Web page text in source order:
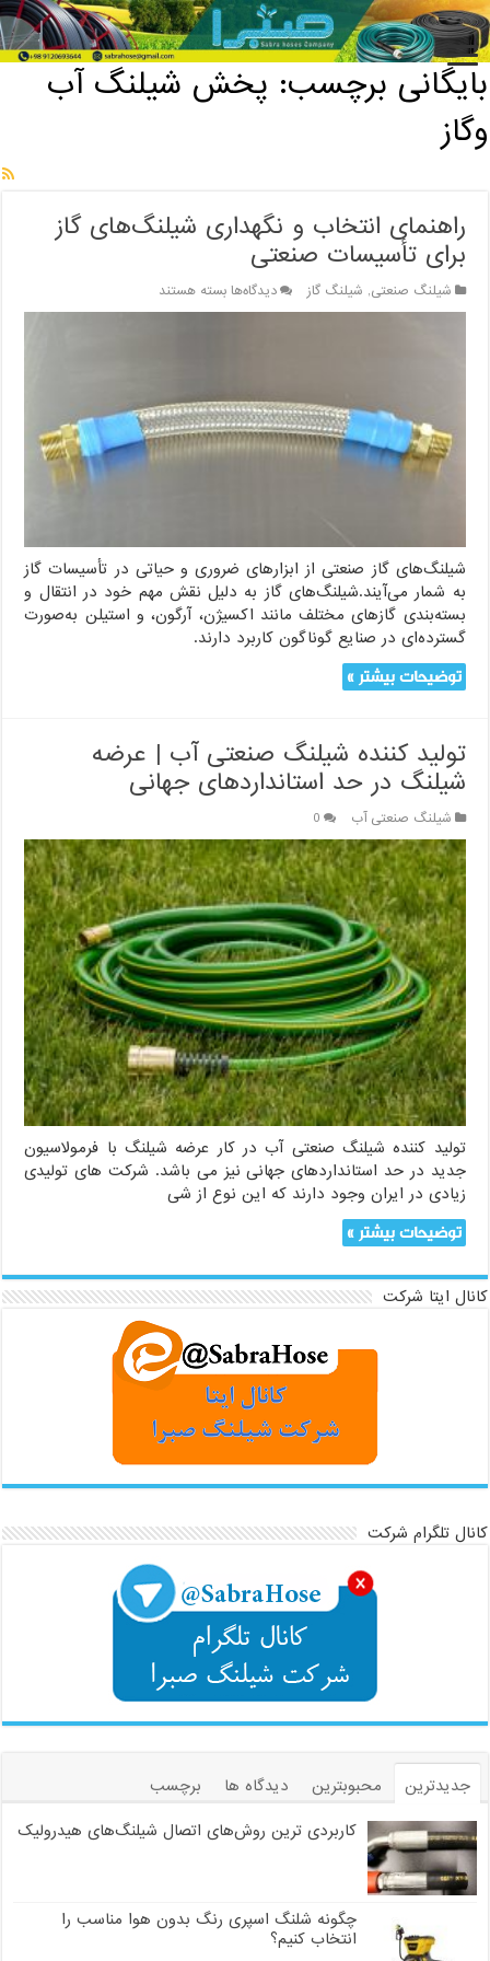
خانه / بایگانی برچسب: پخش شیلنگ آب وگاز
بایگانی برچسب: پخش شیلنگ آب
وگاز
راهنمای انتخاب و نگهداری شیلنگ‌های گاز
برای تأسیسات صنعتی
شیلنگ صنعتی, شیلنگ گاز دیدگاه‌هابرای
راهنمای
گاز
برای
تأسیسات
بسته هستند
شیلنگ‌های گاز صنعتی از ابزارهای ضروری و حیاتی در تأسیسات گاز
به شمار می‌آیند.شیلنگ‌های گاز به دلیل نقش مهم خود در انتقال و
بسته‌بندی گازهای مختلف مانند اکسیژن، آرگون، و استیلن به‌صورت
گسترده‌ای در صنایع گوناگون کاربرد دارند.
توضیحات بیشتر »
تولید کننده شیلنگ صنعتی آب | عرضه
شیلنگ در حد استانداردهای جهانی
شیلنگ صنعتی آب 0
تولید کننده شیلنگ صنعتی آب در کار عرضه شیلنگ با فرمولاسیون
جدید در حد استانداردهای جهانی نیز می باشد. شرکت های تولیدی
زیادی در ایران وجود دارند که این نوع از شی
توضیحات بیشتر »
کانال ایتا شرکت
کانال تلگرام شرکت
جدیدترین محبوبترین دیدگاه ها
برچسب
کاربردی ترین روش‌های اتصال شیلنگ‌های هیدرولیک
چگونه شلنگ اسپری رنگ بدون هوا مناسب را
انتخاب کنیم؟